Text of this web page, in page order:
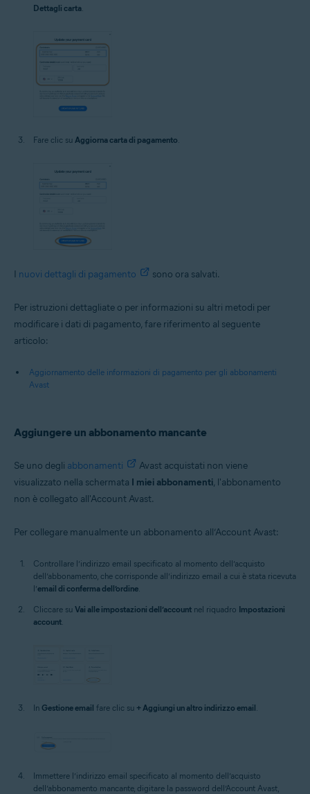
Dettagli carta
Fare clic su Aggiorna carta di pagamento.
I nuovi dettagli di pagamento sono ora salvati.
Per istruzioni dettagliate o per informazioni su altri metodi per
modificare i dati di pagamento, fare riferimento al seguente
articolo:
Aggiornamento delle informazioni di pagamento per gli abbonamenti
Avast
Aggiungere un abbonamento mancante
Se uno degli abbonamenti
Avast acquistati non viene
visualizzato nella schermata I miei abbonamenti, l'abbonamento
non è collegato all'Account Avast.
Per collegare manualmente un abbonamento all’Account Avast:
Controllare l’indirizzo email specificato al momento dell’acquisto
dell’abbonamento, che corrisponde all’indirizzo email a cui è stata ricevuta
l’email di conferma dell’ordine.
Cliccare su Vai alle impostazioni dell’account nel riquadro Impostazioni
account.
In Gestione email fare clic su + Aggiungi un altro indirizzo email.
Immettere l’indirizzo email specificato al momento dell’acquisto
dell’abbonamento mancante, digitare la password dell’Account Avast,